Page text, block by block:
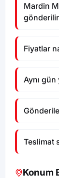
Mardin
Fiyatlar
Aynı gün
Teslimat
Konum